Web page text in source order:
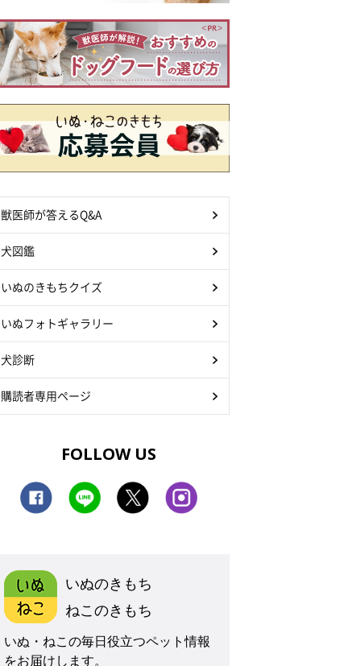
獣医師が答えるQ&A
犬図鑑
いぬのきもちクイズ
いぬフォトギャラリー
犬診断
購読者専用ページ
FOLLOW US
いぬのきもち
ねこのきもち
いぬ・ねこの毎日役立つペット情報
をお届けします。